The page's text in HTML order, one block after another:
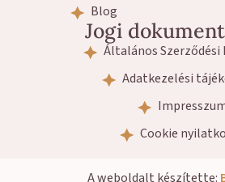
Blog
Jogi
Általános
Adatkezelési
Cookie
A weboldalt készítette: